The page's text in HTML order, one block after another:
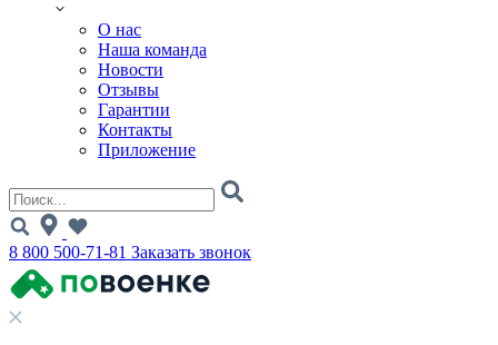
О нас
Наша команда
Новости
Отзывы
Гарантии
Контакты
Приложение
8 800 500-71-81 Заказать звонок